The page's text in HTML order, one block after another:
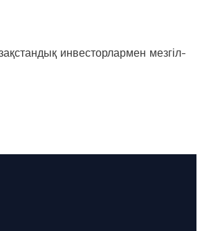
инвесторлармен мезгіл-